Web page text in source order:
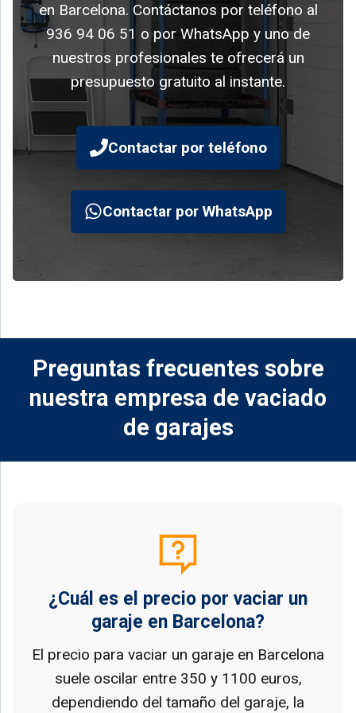
en Barcelona. Contáctanos por teléfono al
936 94 06 51 o por WhatsApp y uno de
nuestros profesionales te ofrecerá un
presupuesto gratuito al instante.
Contactar por teléfono
Contactar por WhatsApp
Preguntas frecuentes sobre
nuestra empresa de vaciado
de garajes
¿Cuál es el precio por vaciar un
garaje en Barcelona?
El precio para vaciar un garaje en Barcelona
suele oscilar entre 350 y 1100 euros,
dependiendo del tamaño del garaje, la